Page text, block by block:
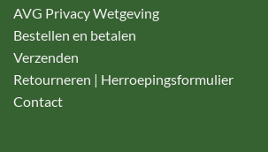
AVG Privacy Wetgeving
Bestellen en betalen
Verzenden
Retourneren | Herroepingsformulier
Contact